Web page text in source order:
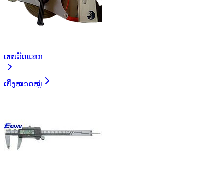
ເທບວັດແທກ
ເບິ່ງໝວດໝູ່